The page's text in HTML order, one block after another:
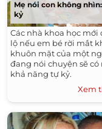
Mẹ nói con không
kỷ
Các nhà khoa học mới
lộ nếu em bé rời mắt
khuôn mặt của một
đang nói chuyện sẽ có
khả năng tự kỷ.
Xem